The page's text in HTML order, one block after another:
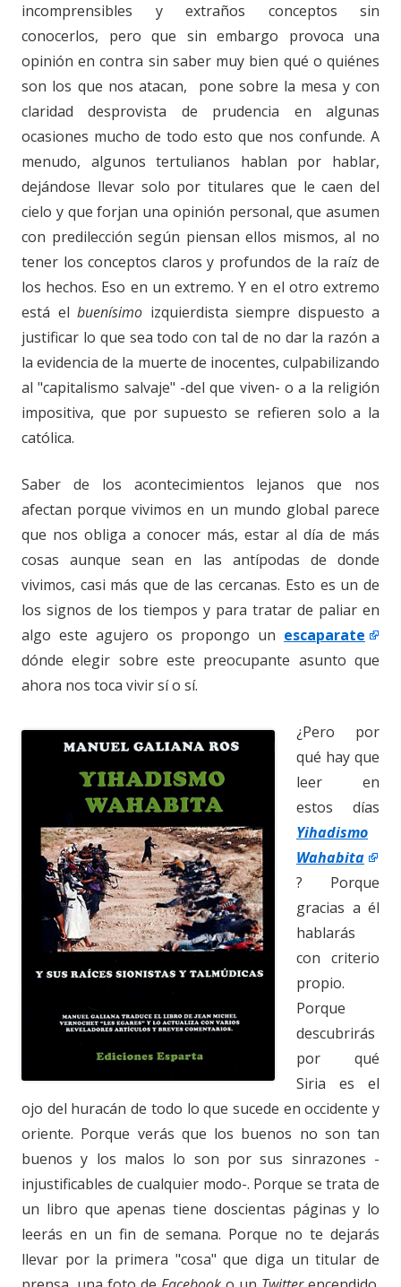
incomprensibles y extraños conceptos sin
conocerlos, pero que sin embargo provoca una
opinión en contra sin saber muy bien qué o quiénes
son los que nos atacan, pone sobre la mesa y con
claridad desprovista de prudencia en algunas
ocasiones mucho de todo esto que nos confunde. A
menudo, algunos tertulianos hablan por hablar,
dejándose llevar solo por titulares que le caen del
cielo y que forjan una opinión personal, que asumen
con predilección según piensan ellos mismos, al no
tener los conceptos claros y profundos de la raíz de
los hechos. Eso en un extremo. Y en el otro extremo
está el buenísimo izquierdista siempre dispuesto a
justificar lo que sea todo con tal de no dar la razón a
la evidencia de la muerte de inocentes, culpabilizando
al "capitalismo salvaje" -del que viven- o a la religión
impositiva, que por supuesto se refieren solo a la
católica.
Saber de los acontecimientos lejanos que nos
afectan porque vivimos en un mundo global parece
que nos obliga a conocer más, estar al día de más
cosas aunque sean en las antípodas de donde
vivimos, casi más que de las cercanas. Esto es un de
los signos de los tiempos y para tratar de paliar en
algo este agujero os propongo un escaparate
dónde elegir sobre este preocupante asunto que
ahora nos toca vivir sí o sí.
¿Pero por
qué hay que
leer en
estos días
Yihadismo
Wahabita
? Porque
gracias a él
hablarás
con criterio
propio.
Porque
descubrirás
por qué
Siria es el
ojo del huracán de todo lo que sucede en occidente y
oriente. Porque verás que los buenos no son tan
buenos y los malos lo son por sus sinrazones -
injustificables de cualquier modo-. Porque se trata de
un libro que apenas tiene doscientas páginas y lo
leerás en un fin de semana. Porque no te dejarás
llevar por la primera "cosa" que diga un titular de